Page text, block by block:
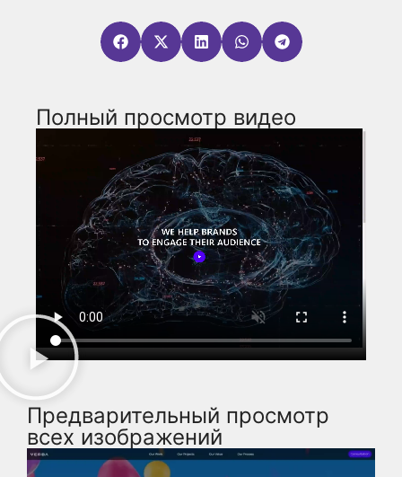
Полный просмотр видео
Предварительный просмотр
всех изображений